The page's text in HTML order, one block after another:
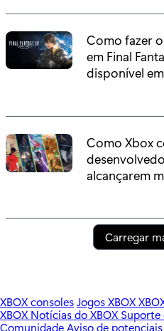
Como fazer
em Final
disponível
Como Xbox
alcançarem
Carregar
XBOX consolesJogos XBOX
XBOX Notícias do XBOX Suporte
ComunidadeAviso de